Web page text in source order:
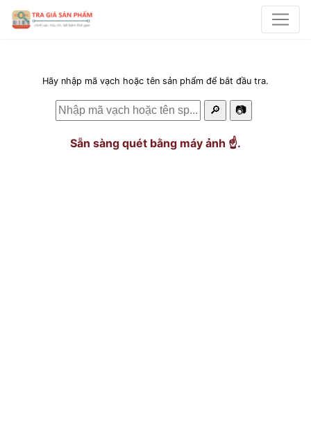
Hãy nhập mã vạch hoặc tên sản phẩm để bắt đầu tra.
🔎 📷
Sẵn sàng quét bằng máy ảnh ☝️.